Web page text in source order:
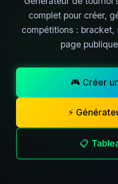
complet pour créer,
compétitions : bracket,
page
🎮 Créer
⚡
📋